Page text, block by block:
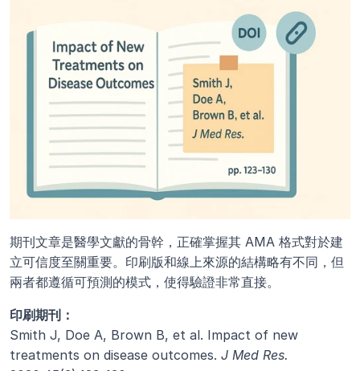
期刊文章是醫學文獻的骨幹，正確掌握其 AMA 格式對於建
立可信度至關重要。印刷版和線上來源的結構略有不同，但
兩者都遵循可預測的模式，使得驗證非常直接。
印刷期刊：
Smith J, Doe A, Brown B, et al. Impact of new
treatments on disease outcomes. J Med Res.